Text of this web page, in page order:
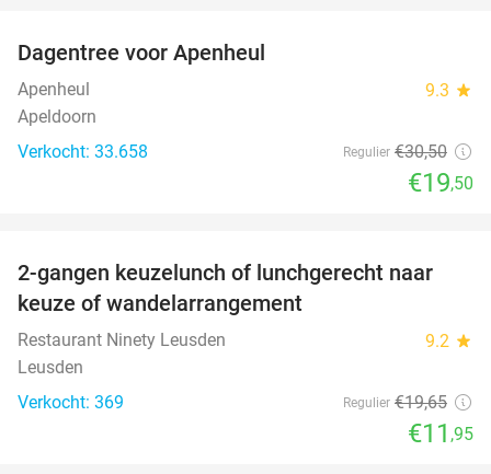
Dagentree voor Apenheul
Apenheul 9.3 star
Apeldoorn
Verkocht: 33.658
Regulier €30,50
€19,50
39%
2-gangen keuzelunch of lunchgerecht naar
keuze of wandelarrangement
Restaurant Ninety Leusden 9.2 star
Leusden
Verkocht: 369
Regulier €19,65
€11 ,95